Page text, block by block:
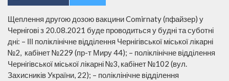
Щеплення другою дозою вакцини Comirnaty (пфайзер) у
Чернігові з 20.08.2021 буде проводиться у будні та суботні
дні: – ІІІ поліклінічне відділення Чернігівської міської лікарні
№2, кабінет №229 (пр-т Миру 44); – поліклінічне відділення
Чернігівської міської лікарні №3, кабінет №102 (вул.
Захисників України, 22); – поліклінічне відділення